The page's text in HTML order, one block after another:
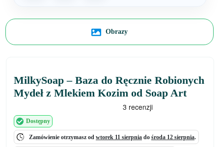
Obrazy
MilkySoap – Baza do Ręcznie Robionych
Mydeł z Mlekiem Kozim od Soap Art
Dostępny
Zamówienie otrzymasz od wtorek 11 sierpnia do środa 12 sierpnia.